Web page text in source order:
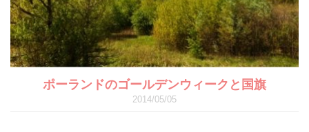
ポーランドのゴールデンウィークと国旗
2014/05/05